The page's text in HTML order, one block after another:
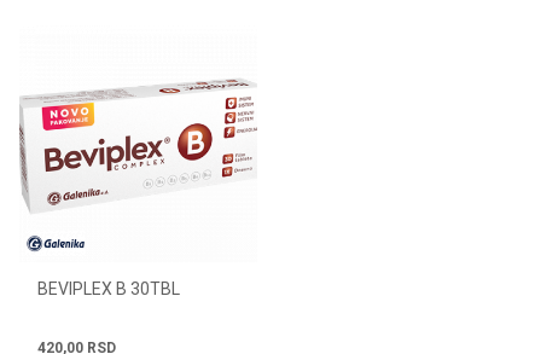
BEVIPLEX B 30TBL
420,00 RSD